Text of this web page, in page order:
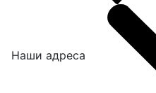
Наши адреса